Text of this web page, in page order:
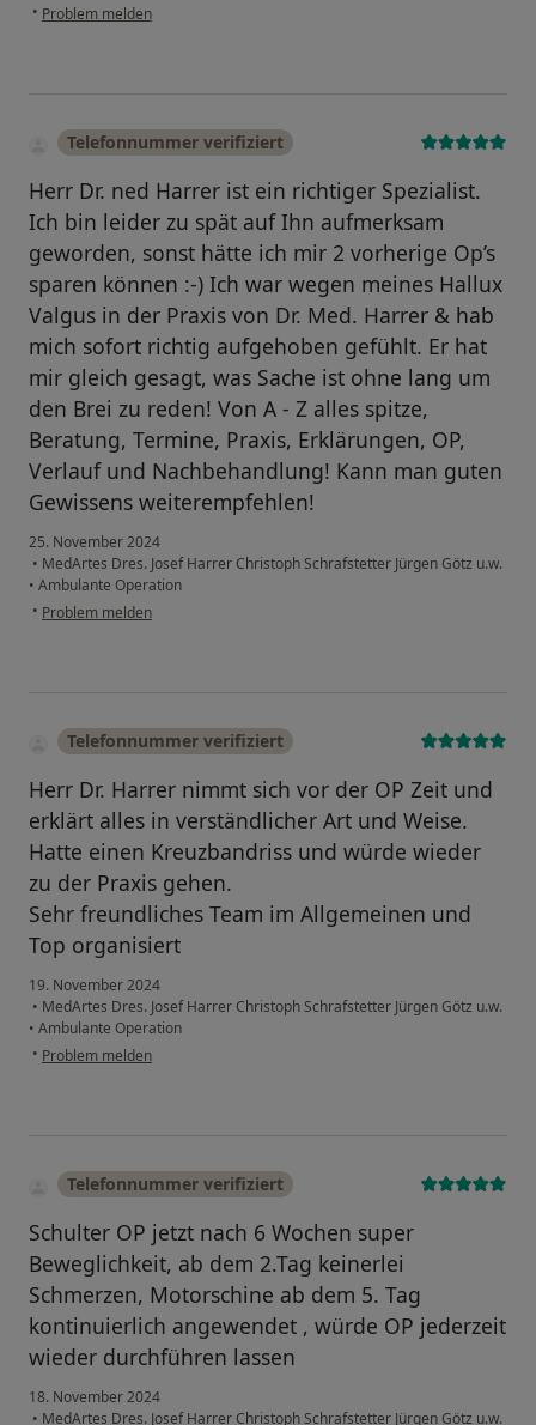
• Problem melden
Telefonnummer verifiziert
Herr Dr. ned Harrer ist ein richtiger Spezialist.
Ich bin leider zu spät auf Ihn aufmerksam
geworden, sonst hätte ich mir 2 vorherige Op’s
sparen können :-) Ich war wegen meines Hallux
Valgus in der Praxis von Dr. Med. Harrer & hab
mich sofort richtig aufgehoben gefühlt. Er hat
mir gleich gesagt, was Sache ist ohne lang um
den Brei zu reden! Von A - Z alles spitze,
Beratung, Termine, Praxis, Erklärungen, OP,
Verlauf und Nachbehandlung! Kann man guten
Gewissens weiterempfehlen!
25. November 2024
• MedArtes Dres. Josef Harrer Christoph Schrafstetter Jürgen Götz u.w.
• Ambulante Operation
• Problem melden
Telefonnummer verifiziert
Herr Dr. Harrer nimmt sich vor der OP Zeit und
erklärt alles in verständlicher Art und Weise.
Hatte einen Kreuzbandriss und würde wieder
zu der Praxis gehen.
Sehr freundliches Team im Allgemeinen und
Top organisiert
19. November 2024
• MedArtes Dres. Josef Harrer Christoph Schrafstetter Jürgen Götz u.w.
• Ambulante Operation
• Problem melden
Telefonnummer verifiziert
Schulter OP jetzt nach 6 Wochen super
Beweglichkeit, ab dem 2.Tag keinerlei
Schmerzen, Motorschine ab dem 5. Tag
kontinuierlich angewendet , würde OP jederzeit
wieder durchführen lassen
18. November 2024
• MedArtes Dres. Josef Harrer Christoph Schrafstetter Jürgen Götz u.w.